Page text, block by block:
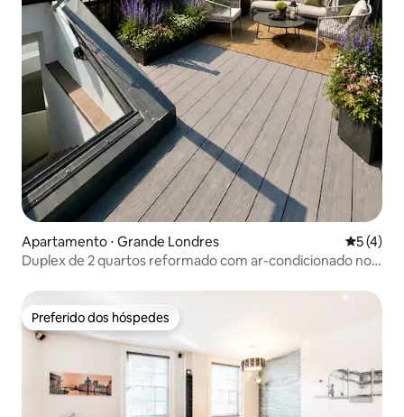
Apartamento ⋅ Grande Londres 5 de
5 (4)
Duplex de 2 quartos reformado com ar-condicionado no
Preferido dos hóspedes
Preferido dos hóspedes